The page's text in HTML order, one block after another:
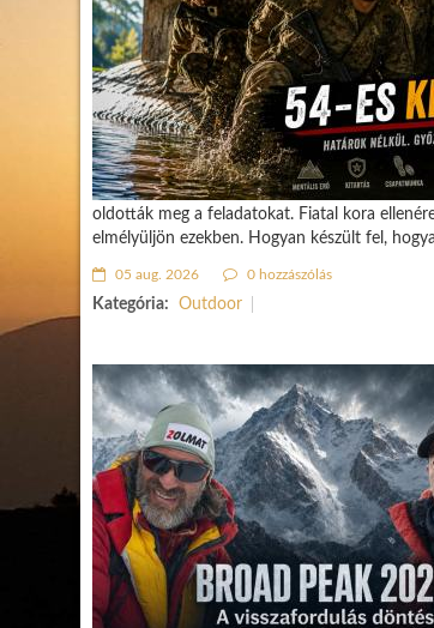
oldották meg a feladatokat. Fiatal kora
elmélyüljön ezekben. Hogyan készült fel,
05 aug. 2026 0 hozzászólás
Kategória: Outdoor